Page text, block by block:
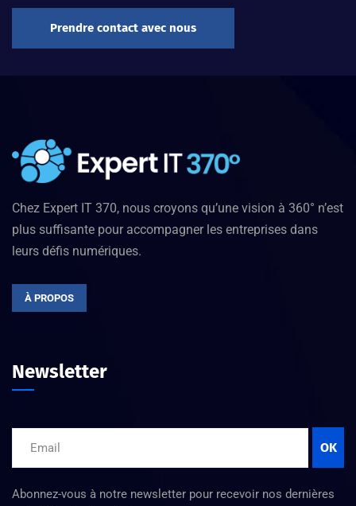
Prendre contact avec nous
Chez Expert IT 370, nous croyons qu’une vision à 360° n’est
plus suffisante pour accompagner les entreprises dans
leurs défis numériques.
À PROPOS
Newsletter
OK
Abonnez-vous à notre newsletter pour recevoir nos dernières